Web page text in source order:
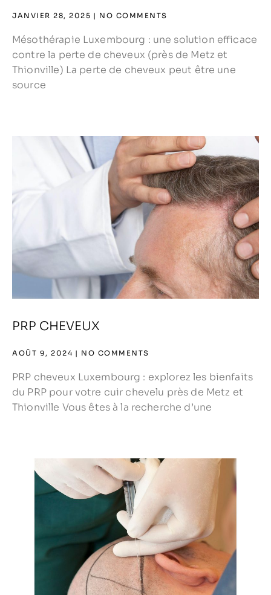
JANVIER 28, 2025 NO COMMENTS
Mésothérapie Luxembourg : une solution efficace
contre la perte de cheveux (près de Metz et
Thionville) La perte de cheveux peut être une
source
PRP CHEVEUX
AOÛT 9, 2024 NO COMMENTS
PRP cheveux Luxembourg : explorez les bienfaits
du PRP pour votre cuir chevelu près de Metz et
Thionville Vous êtes à la recherche d’une